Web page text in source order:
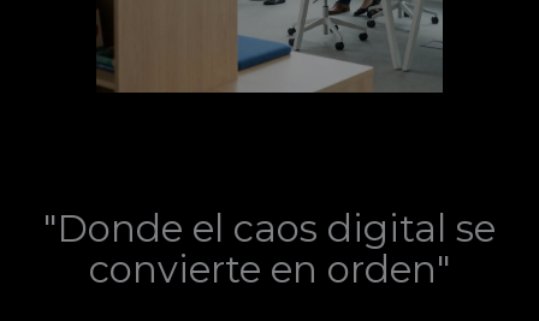
"Donde el caos digital se
convierte en orden"